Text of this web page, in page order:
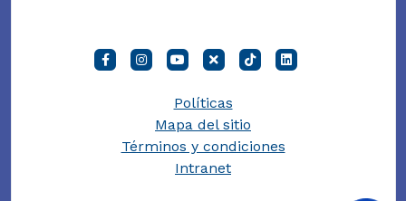
Políticas
Mapa del sitio
Términos y condiciones
Intranet